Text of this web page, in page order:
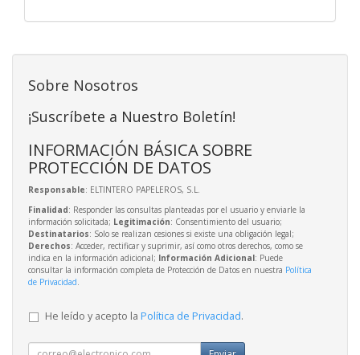
Sobre Nosotros
¡Suscríbete a Nuestro Boletín!
INFORMACIÓN BÁSICA SOBRE
PROTECCIÓN DE DATOS
Responsable: ELTINTERO PAPELEROS, S.L.
Finalidad: Responder las consultas planteadas por el usuario y enviarle la
información solicitada; Legitimación: Consentimiento del usuario;
Destinatarios: Solo se realizan cesiones si existe una obligación legal;
Derechos: Acceder, rectificar y suprimir, así como otros derechos, como se
indica en la información adicional; Información Adicional: Puede
consultar la información completa de Protección de Datos en nuestra Política
de Privacidad
He leído y acepto la Política de Privacidad.